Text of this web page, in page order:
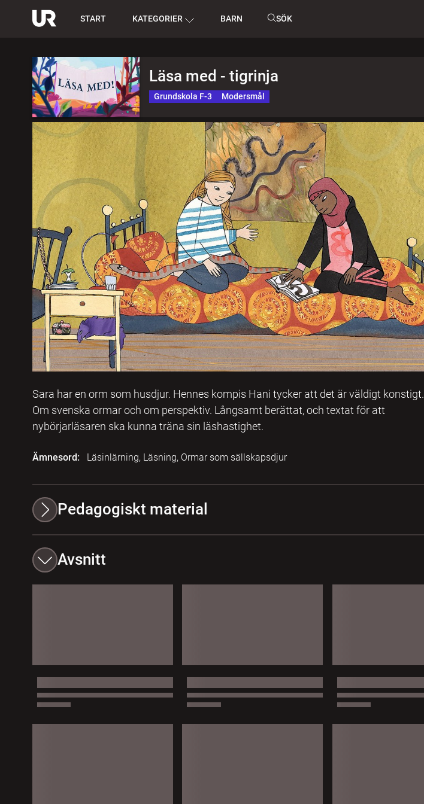
START KATEGORIER BARN SÖK
Läsa med - tigrinja
Grundskola F-3 Modersmål
Sara har en orm som husdjur. Hennes kompis Hani tycker att det är väldigt konstigt.
Om svenska ormar och om perspektiv. Långsamt berättat, och textat för att
nybörjarläsaren ska kunna träna sin läshastighet.
Ämnesord: Läsinlärning, Läsning, Ormar som sällskapsdjur
Pedagogiskt material
Avsnitt